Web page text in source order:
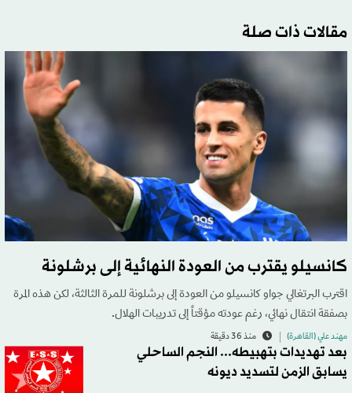
مقالات ذات صلة
كانسيلو يقترب من العودة النهائية إلى برشلونة
اقترب البرتغالي جواو كانسيلو من العودة إلى برشلونة للمرة الثالثة، لكن هذه المرة
بصفقة انتقال نهائي، رغم عودته مؤقتاً إلى تدريبات الهلال.
مهند علي (القاهرة) منذ 36 دقيقة
بعد تهديدات بتهبيطه... النجم الساحلي
يسابق الزمن لتسديد ديونه